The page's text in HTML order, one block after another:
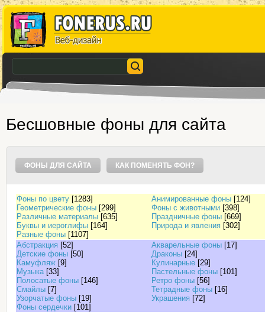
Бесшовные фоны для сайта
ФОНЫ ДЛЯ САЙТА КАК ПОМЕНЯТЬ ФОН?
Фоны по цвету [1283] Анимированные фоны [124]
Геометрические фоны [299] Фоны с животными [398]
Различные материалы [635] Праздничные фоны [669]
Буквы и иероглифы [164] Природа и явления [302]
Разные фоны [1107]
Абстракция [52] Акварельные фоны [17]
Детские фоны [50] Драконы [24]
Камуфляж [9] Кулинарные [29]
Музыка [33] Пастельные фоны [101]
Полосатые фоны [146] Ретро фоны [56]
Смайлы [7] Тетрадные фоны [16]
Узорчатые фоны [19] Украшения [72]
Фоны сердечки [101]